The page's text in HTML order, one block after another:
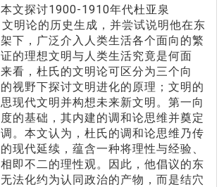
文探讨1900-1910年代杜亚泉
明论的历史生成，并尝试说明他在东
下，广泛介入人类生活各个面向的繁
的理想文明与人类生活究竟是何面
看，杜氏的文明论可区分为三个向
视野下探讨文明进化的原理；文明的
现代文明并构想未来新文明。第一向
的基础，其内建的调和论思维并奠定
。本文认为，杜氏的调和论思维乃传
现代延续，蕴含一种将理性与经验、
即不二的理性观。因此，他倡议的东
法化约为认同政治的产物，而是结穴